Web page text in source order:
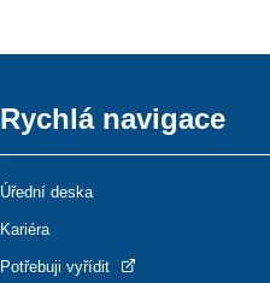
Rychlá navigace
Úřední deska
Kariéra
Potřebuji vyřídit